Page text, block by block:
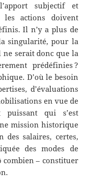
subjectif et
les actions doivent
Il n’y a plus de
singularité, pour la
serait donc que la
prédéfinies ?
D’où le besoin
d’évaluations
en vue de
puissant qui s’est
mission historique
des salaires, certes,
des modes de
combien – constituer